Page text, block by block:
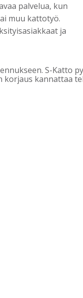
palvelua, kun
muu kattotyö.
ja